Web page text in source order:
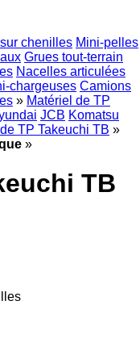
chenilles Mini-pelles
Grues tout-terrain
Nacelles articulées
chargeuses Camions
» Matériel de TP
JCB Komatsu
TP Takeuchi TB »
»
TB